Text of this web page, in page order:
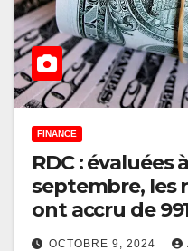
FINANCE
RDC : évaluées
septembre, les
ont accru de
depuis janvier
OCTOBRE 9, 2024